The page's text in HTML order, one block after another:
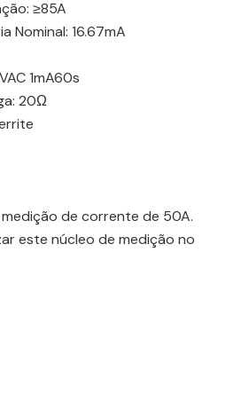
≥85A
Nominal: 16.67mA
1mA60s
20Ω
de corrente de 50A.
este núcleo de medição no